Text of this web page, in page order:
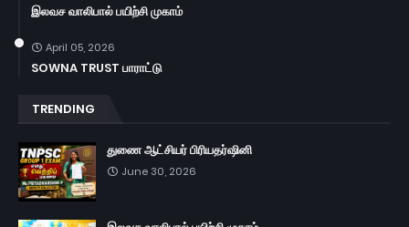
இலவச வாலிபால் பயிற்சி முகாம்
April 05, 2026
SOWNA TRUST பாராட்டு
TRENDING
துணை ஆட்சியர் பிரியதர்ஷினி
June 30, 2026